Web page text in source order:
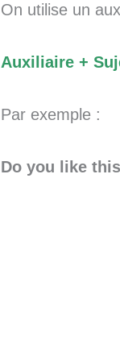
On utilise un
Auxiliaire +
Par exemple :
Do you like